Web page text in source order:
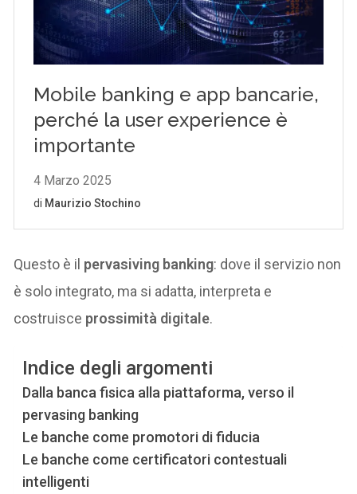
Questo è il pervasiving banking: dove il servizio non
è solo integrato, ma si adatta, interpreta e
costruisce prossimità digitale.
Indice degli argomenti
Dalla banca fisica alla piattaforma, verso il
pervasing banking
Le banche come promotori di fiducia
Le banche come certificatori contestuali
intelligenti